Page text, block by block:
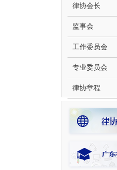
律协会长
监事会
工作委员会
专业委员会
律协章程